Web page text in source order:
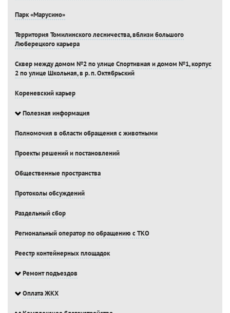
Парк «Марусино»
Территория Томилинского лесничества, вблизи большого
Люберецкого карьера
Сквер между домом №2 по улице Спортивная и домом №1, корпус
2 по улице Школьная, в р. п. Октябрьский
Кореневский карьер
Полезная информация
Полномочия в области обращения с животными
Проекты решений и постановлений
Общественные пространства
Протоколы обсуждений
Раздельный сбор
Региональный оператор по обращению с ТКО
Реестр контейнерных площадок
Ремонт подъездов
Оплата ЖКХ